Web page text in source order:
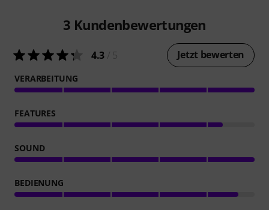
3 Kundenbewertungen
4.3 Jetzt bewerten
VERARBEITUNG
FEATURES
SOUND
BEDIENUNG